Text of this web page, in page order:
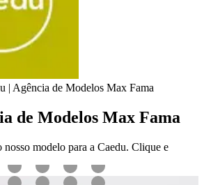
| Agência de Modelos Max Fama
de Modelos Max Fama
modelo para a Caedu. Clique e